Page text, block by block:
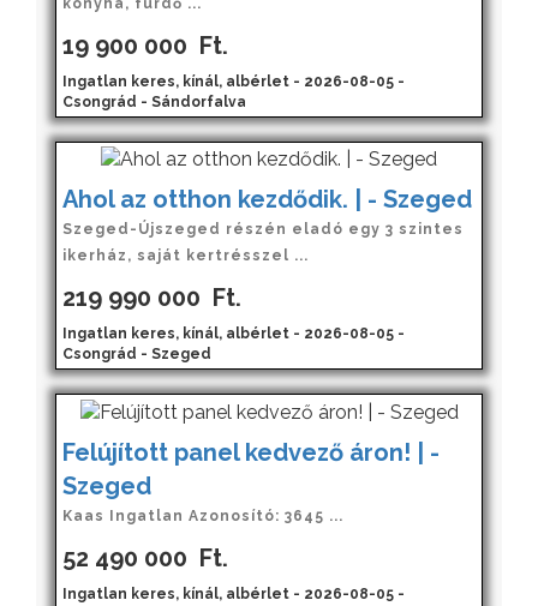
19 900 000 Ft.
Ingatlan keres, kínál, albérlet - 2026-08-05 -
Csongrád - Sándorfalva
Ahol az otthon kezdődik. | - Szeged
Szeged-Újszeged részén eladó egy 3 szintes
ikerház, saját kertrésszel ...
219 990 000 Ft.
Ingatlan keres, kínál, albérlet - 2026-08-05 -
Csongrád - Szeged
Felújított panel kedvező áron! | -
Szeged
Kaas Ingatlan Azonosító: 3645 ...
52 490 000 Ft.
Ingatlan keres, kínál, albérlet - 2026-08-05 -